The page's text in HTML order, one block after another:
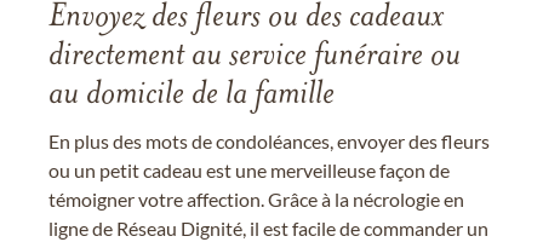
Envoyez des fleurs ou des cadeaux
directement au service funéraire ou
au domicile de la famille
En plus des mots de condoléances, envoyer des fleurs
ou un petit cadeau est une merveilleuse façon de
témoigner votre affection. Grâce à la nécrologie en
ligne de Réseau Dignité, il est facile de commander un